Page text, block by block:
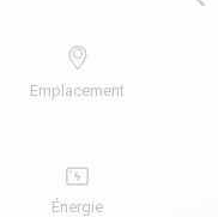
Emplacement
Énergie